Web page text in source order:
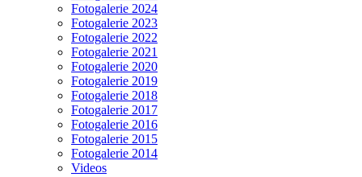
Fotogalerie 2024
Fotogalerie 2023
Fotogalerie 2022
Fotogalerie 2021
Fotogalerie 2020
Fotogalerie 2019
Fotogalerie 2018
Fotogalerie 2017
Fotogalerie 2016
Fotogalerie 2015
Fotogalerie 2014
Videos